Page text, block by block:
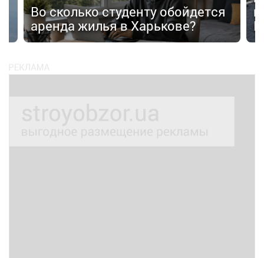
Во сколько студенту обойдется
аренда жилья в Харькове?